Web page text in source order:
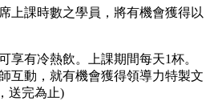
上課時數之學員，將有機會獲得以
享有冷熱飲。上課期間每天1杯。
互動，就有機會獲得領導力特製文
送完為止)